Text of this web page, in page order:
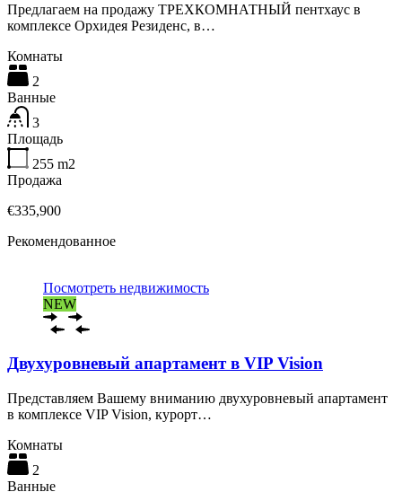
Предлагаем на продажу ТРЕХКОМНАТНЫЙ пентхаус в
комплексе Орхидея Резиденс, в…
Комнаты
2
Ванные
3
Площадь
255 m2
Продажа
€335,900
Рекомендованное
Посмотреть недвижимость
NEW
Двухуровневый апартамент в VIP Vision
Представляем Вашему вниманию двухуровневый апартамент
в комплексе VIP Vision, курорт…
Комнаты
2
Ванные